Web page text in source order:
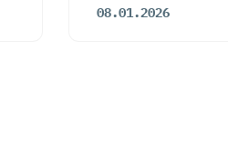
08.01.2026